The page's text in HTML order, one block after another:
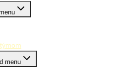
menu